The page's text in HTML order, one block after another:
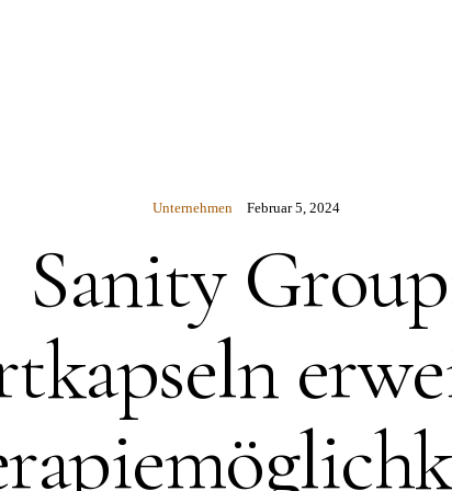
Unternehmen Februar 5, 2024
Sanity